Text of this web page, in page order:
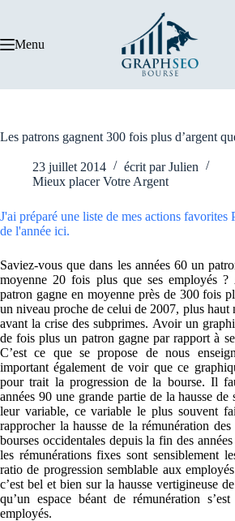
Menu
Les patrons gagnent 300 fois plus d’argent
23 juillet 2014 écrit par Julien
Mieux placer Votre Argent
J'ai préparé une liste de mes actions
de l'année ici.
Saviez-vous que dans les années 60 un
moyenne 20 fois plus que ses employés ?
patron gagne en moyenne près de 300 fois
un niveau proche de celui de 2007, plus haut
avant la crise des subprimes. Avoir un
de fois plus un patron gagne par rapport à
C’est ce que se propose de nous
important également de voir que ce
pour trait la progression de la bourse. Il
années 90 une grande partie de la hausse de
leur variable, ce variable le plus souvent
rapprocher la hausse de la rémunération
bourses occidentales depuis la fin des
les rémunérations fixes sont sensiblement
ratio de progression semblable aux
c’est bel et bien sur la hausse vertigineuse
qu’un espace béant de rémunération
employés.